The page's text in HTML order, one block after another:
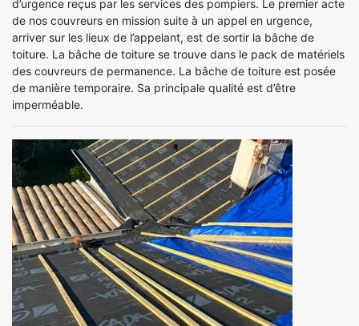
d’urgence reçus par les services des pompiers. Le premier acte
de nos couvreurs en mission suite à un appel en urgence,
arriver sur les lieux de l’appelant, est de sortir la bâche de
toiture. La bâche de toiture se trouve dans le pack de matériels
des couvreurs de permanence. La bâche de toiture est posée
de manière temporaire. Sa principale qualité est d’être
imperméable.